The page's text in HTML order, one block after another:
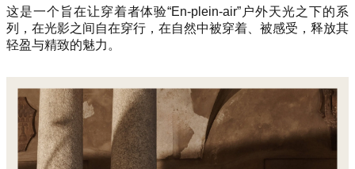
这是一个旨在让穿着者体验“En-plein-air”户外天光之下的系
列，在光影之间自在穿行，在自然中被穿着、被感受，释放其
轻盈与精致的魅力。